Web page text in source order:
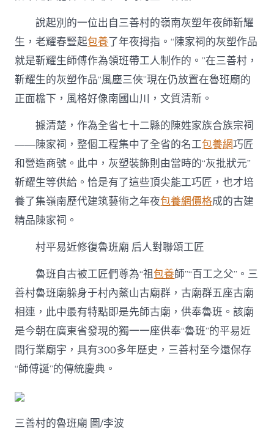
說起別的一位出自三善村的嶺南灰塑年夜師靳耀
生，老耀春豎起包養了年夜拇指。“陳家祠的灰塑作品
就是靳耀生師傅作為領班帶工人制作的。”在三善村，
靳耀生的灰塑作品“風塵三俠”現在仍放置在魯班廟的
正面檐下，風格好像南國山川，文質清新。
據清楚，作為全省七十二縣的陳姓家族合族宗祠
——陳家祠，整個工程集中了全省的名工包養網巧匠
和營造商號。此中，灰塑裝飾則由當時的“灰批狀元”
靳耀生等供給。恰是有了這些頂尖能工巧匠，也才培
養了集嶺南歷代建筑藝術之年夜包養網價格成的古建
精品陳家祠。
村平易近修復魯班廟 后人對聯頌工匠
魯班自古被工匠們尊為“祖包養師”“百工之父”。三
善村魯班廟躲身于村內鰲山古廟群，古廟群五座古廟
相連，此中最有特點即是先師古廟，供奉魯班。該廟
是今朝在廣東省發現的獨一一座供奉“魯班”的平易近
間行業廟宇，具有300多年歷史，三善村至今還保存
“師傅誕”的傳統慶典。
三善村的魯班廟 圖/李波